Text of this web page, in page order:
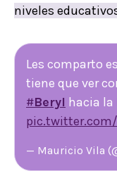
niveles
Les comparto
tiene que ver
#Beryl hacia la
pic.twitter.com/
— Mauricio Vila